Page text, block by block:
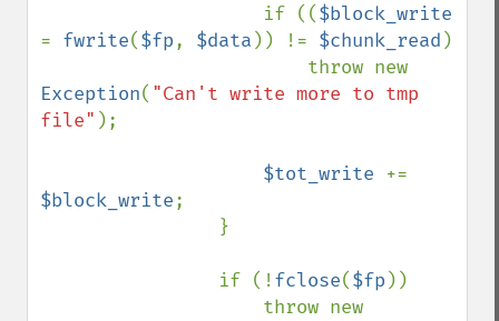
                    if ((
= fwrite($fp, $data )) != $chunk_read )
Exception( "Can't write more to tmp
file" );
$tot_write
$block_write;
                if (!
fclose($fp ))